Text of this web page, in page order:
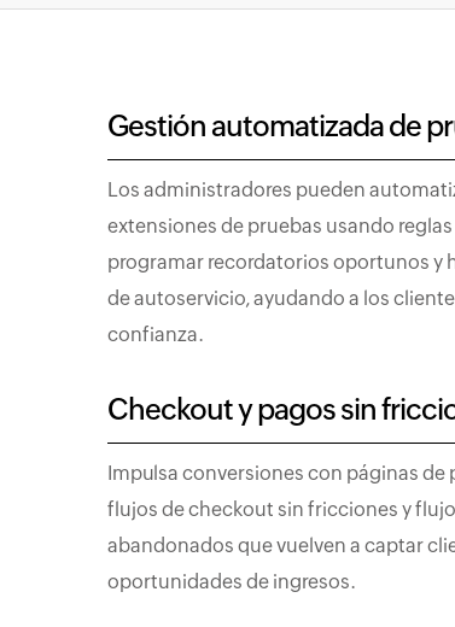
Gestión automatizada de
Los administradores pueden
extensiones de pruebas usando
programar recordatorios oportunos y
de autoservicio, ayudando a los
confianza.
Checkout y pagos sin
Impulsa conversiones con páginas
flujos de checkout sin fricciones y
abandonados que vuelven a captar
oportunidades de ingresos.